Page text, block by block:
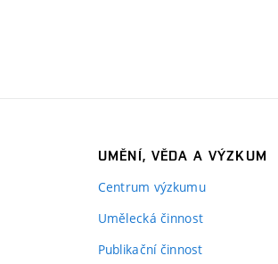
UMĚNÍ, VĚDA A VÝZKUM
Centrum výzkumu
Umělecká činnost
Publikační činnost